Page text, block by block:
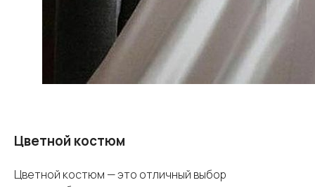
Цветной костюм
Цветной костюм — это отличный выбор